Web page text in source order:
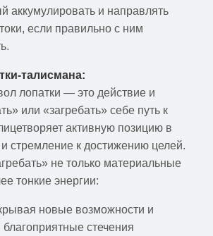
аккумулировать и направлять
если правильно с ним
талисмана:
лопатки — это действие и
или «загребать» себе путь к
активную позицию в
стремление к достижению целей.
не только материальные
тонкие энергии:
новые возможности и
благоприятные стечения